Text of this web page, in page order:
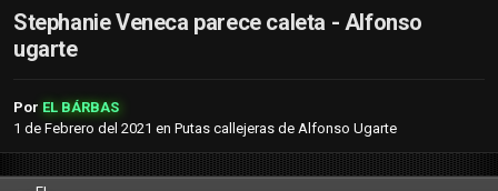
Stephanie Veneca parece caleta - Alfonso
ugarte
Por EL BÁRBAS
1 de Febrero del 2021 en Putas callejeras de Alfonso Ugarte